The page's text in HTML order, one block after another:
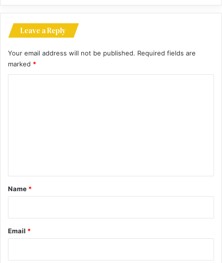
Leave a Reply
Your email address will not be published. Required fields are
marked *
*
Name *
Email *